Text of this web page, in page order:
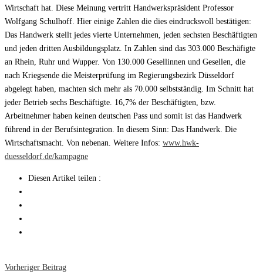
Wirtschaft hat. Diese Meinung vertritt Handwerkspräsident Professor
Wolfgang Schulhoff. Hier einige Zahlen die dies eindrucksvoll bestätigen:
Das Handwerk stellt jedes vierte Unternehmen, jeden sechsten Beschäftigten
und jeden dritten Ausbildungsplatz. In Zahlen sind das 303.000 Beschäfigte
an Rhein, Ruhr und Wupper. Von 130.000 Gesellinnen und Gesellen, die
nach Kriegsende die Meisterprüfung im Regierungsbezirk Düsseldorf
abgelegt haben, machten sich mehr als 70.000 selbstständig. Im Schnitt hat
jeder Betrieb sechs Beschäftigte. 16,7% der Beschäftigten, bzw.
Arbeitnehmer haben keinen deutschen Pass und somit ist das Handwerk
führend in der Berufsintegration. In diesem Sinn: Das Handwerk. Die
Wirtschaftsmacht. Von nebenan. Weitere Infos: www.hwk-
duesseldorf.de/kampagne
Diesen Artikel teilen :
Vorheriger Beitrag